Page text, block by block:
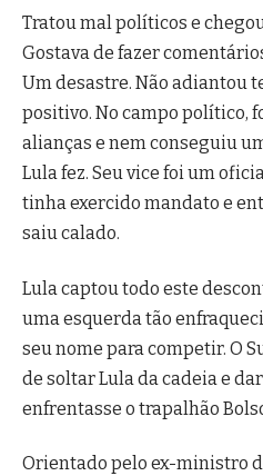
Tratou mal políticos e
Gostava de fazer
Um desastre. Não adiantou
positivo. No campo político,
alianças e nem conseguiu
Lula fez. Seu vice foi um
tinha exercido mandato e
saiu calado.
Lula captou todo este
uma esquerda tão
seu nome para competir. O
de soltar Lula da cadeia e
enfrentasse o trapalhão
Orientado pelo ex-ministro